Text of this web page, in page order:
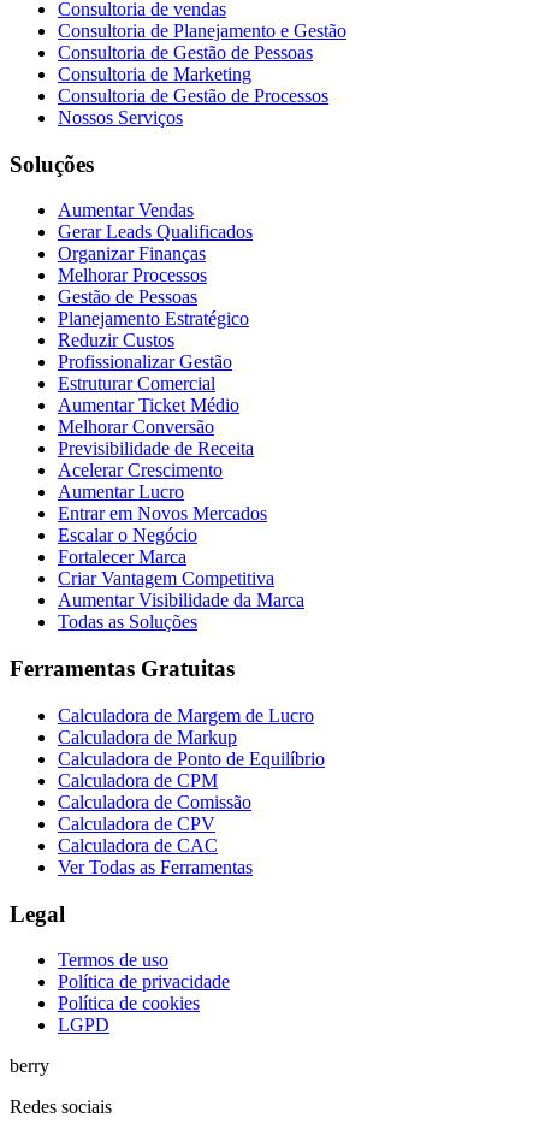
Consultoria de vendas
Consultoria de Planejamento e Gestão
Consultoria de Gestão de Pessoas
Consultoria de Marketing
Consultoria de Gestão de Processos
Nossos Serviços
Soluções
Aumentar Vendas
Gerar Leads Qualificados
Organizar Finanças
Melhorar Processos
Gestão de Pessoas
Planejamento Estratégico
Reduzir Custos
Profissionalizar Gestão
Estruturar Comercial
Aumentar Ticket Médio
Melhorar Conversão
Previsibilidade de Receita
Acelerar Crescimento
Aumentar Lucro
Entrar em Novos Mercados
Escalar o Negócio
Fortalecer Marca
Criar Vantagem Competitiva
Aumentar Visibilidade da Marca
Todas as Soluções
Ferramentas Gratuitas
Calculadora de Margem de Lucro
Calculadora de Markup
Calculadora de Ponto de Equilíbrio
Calculadora de CPM
Calculadora de Comissão
Calculadora de CPV
Calculadora de CAC
Ver Todas as Ferramentas
Legal
Termos de uso
Política de privacidade
Política de cookies
LGPD
berry
Redes sociais